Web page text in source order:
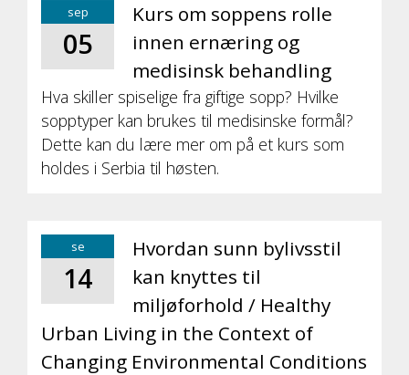
sep
05
Kurs om soppens rolle
innen ernæring og
medisinsk behandling
Hva skiller spiselige fra giftige sopp? Hvilke
sopptyper kan brukes til medisinske formål?
Dette kan du lære mer om på et kurs som
holdes i Serbia til høsten.
se
14
Hvordan sunn bylivsstil
kan knyttes til
miljøforhold / Healthy
Urban Living in the Context of
Changing Environmental Conditions